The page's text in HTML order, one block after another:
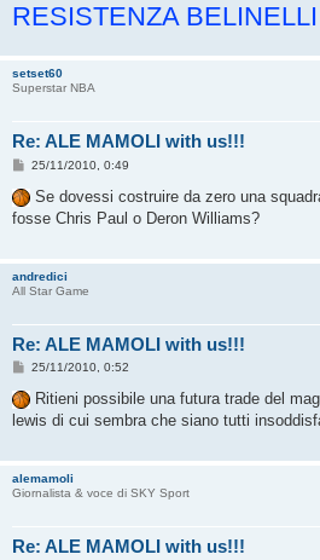
RESISTENZA
setset60
Superstar NBA
Re: ALE MAMOLI with us!!!
M
s
s
a
i
o
25/11/2010, 0:49
Se dovessi costruire da zero una
fosse Chris Paul o Deron Williams?
andredici
All Star Game
Re: ALE MAMOLI with us!!!
M
s
s
a
o
25/11/2010, 0:52
Ritieni possibile una futura trade del
lewis di cui sembra che siano tutti
alemamoli
Giornalista & voce di SKY Sport
Re: ALE MAMOLI with us!!!